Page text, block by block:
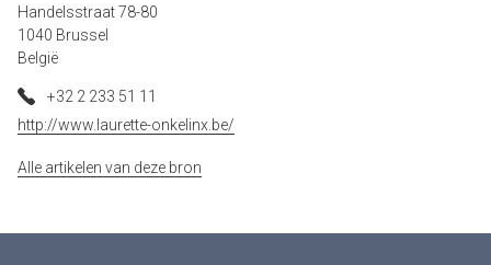
Handelsstraat 78-80
1040 Brussel
België
+32 2 233 51 11
http://www.laurette-onkelinx.be/
Alle artikelen van deze bron